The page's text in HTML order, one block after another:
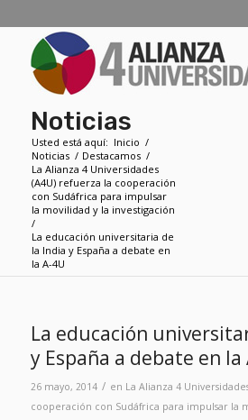
Noticias
Usted está aquí: Inicio /
Noticias / Destacamos /
La Alianza 4 Universidades
(A4U) refuerza la cooperación
con Sudáfrica para impulsar
la movilidad y la investigación
/
La educación universitaria de
la India y España a debate en
la A-4U
La educación
y España a debate en la
26 mayo, 2014 / en La Alianza 4
cooperación con Sudáfrica para impulsar la